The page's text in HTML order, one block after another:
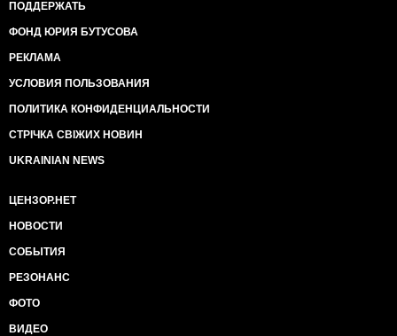
ПОДДЕРЖАТЬ
ФОНД ЮРИЯ БУТУСОВА
РЕКЛАМА
УСЛОВИЯ ПОЛЬЗОВАНИЯ
ПОЛИТИКА КОНФИДЕНЦИАЛЬНОСТИ
СТРІЧКА СВІЖИХ НОВИН
UKRAINIAN NEWS
ЦЕНЗОР.НЕТ
НОВОСТИ
СОБЫТИЯ
РЕЗОНАНС
ФОТО
ВИДЕО